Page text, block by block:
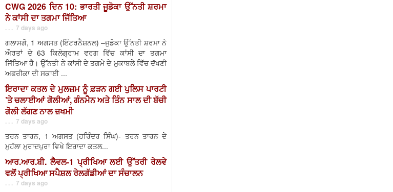
CWG 2026 ਦਿਨ 10: ਭਾਰਤੀ ਜੂਡੋਕਾ ਉੱਨਤੀ ਸ਼ਰਮਾ
ਨੇ ਕਾਂਸੀ ਦਾ ਤਗਮਾ ਜਿੱਤਿਆ
. . . 7 days ago
ਗਲਾਸਗੋ, 1 ਅਗਸਤ (ਇੰਟਰਨੈਸ਼ਨਲ) –ਜੁਡੋਕਾ ਉੱਨਤੀ ਸ਼ਰਮਾ ਨੇ
ਔਰਤਾਂ ਦੇ 63 ਕਿਲੋਗ੍ਰਾਮ ਵਰਗ ਵਿੱਚ ਕਾਂਸੀ ਦਾ ਤਗਮਾ
ਜਿੱਤਿਆ ਹੈ। ਉੱਨਤੀ ਨੇ ਕਾਂਸੀ ਦੇ ਤਗਮੇ ਦੇ ਮੁਕਾਬਲੇ ਵਿੱਚ ਦੱਖਣੀ
ਅਫਰੀਕਾ ਦੀ ਸਕਾਈ ...
ਇਰਾਦਾ ਕਤਲ ਦੇ ਮੁਲਜ਼ਮ ਨੂੰ ਫ਼ੜਨ ਗਈ ਪੁਲਿਸ ਪਾਰਟੀ
’ਤੇ ਚਲਾਈਆਂ ਗੋਲੀਆਂ, ਗੰਨਮੈਨ ਅਤੇ ਤਿੰਨ ਸਾਲ ਦੀ ਬੱਚੀ
ਗੋਲੀ ਲੱਗਣ ਨਾਲ ਜ਼ਖਮੀ
. . . 7 days ago
ਤਰਨ ਤਾਰਨ, 1 ਅਗਸਤ (ਹਰਿੰਦਰ ਸਿੰਘ)- ਤਰਨ ਤਾਰਨ ਦੇ
ਮੁਹੱਲਾ ਮੁਰਾਦਪੁਰਾ ਵਿਖੇ ਇਰਾਦਾ ਕਤਲ...
ਆਰ.ਆਰ.ਬੀ. ਲੈਵਲ-1 ਪ੍ਰੀਖਿਆ ਲਈ ਉੱਤਰੀ ਰੇਲਵੇ
ਵਲੋਂ ਪ੍ਰੀਖਿਆ ਸਪੈਸ਼ਲ ਰੇਲਗੱਡੀਆਂ ਦਾ ਸੰਚਾਲਨ
. . . 7 days ago